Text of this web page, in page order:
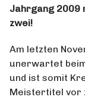
Jahrgang 2009
zwei!
Am letzten
unerwartet
und ist somit
Meistertitel vor